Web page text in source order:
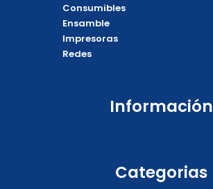
k
Consumibles
Ensamble
Impresoras
Redes
Información
Categorias